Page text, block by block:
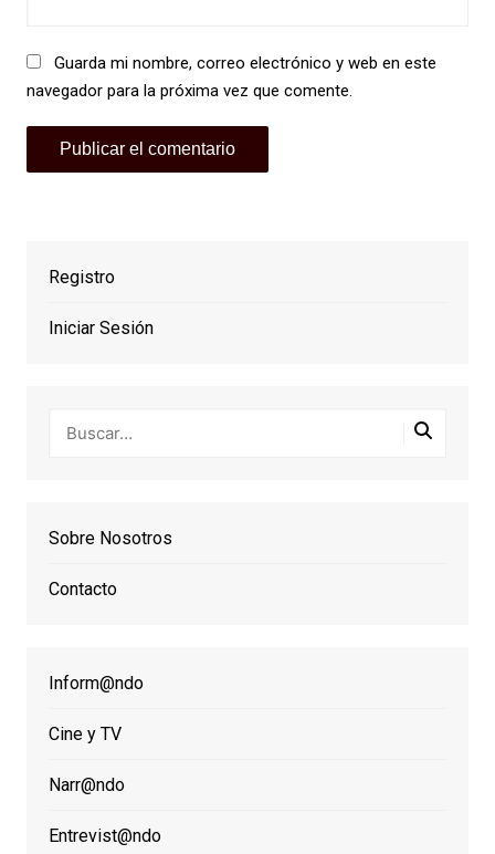
Guarda mi nombre, correo electrónico y web en este
navegador para la próxima vez que comente.
Registro
Iniciar Sesión
Sobre Nosotros
Contacto
Inform@ndo
Cine y TV
Narr@ndo
Entrevist@ndo